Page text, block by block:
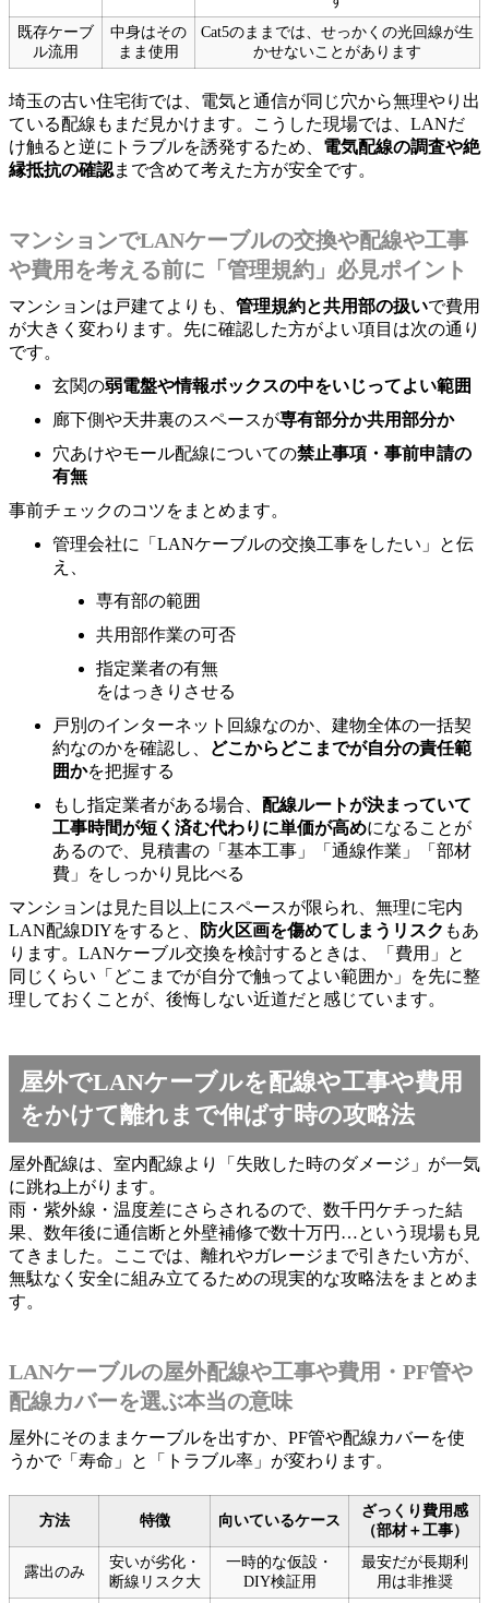
既存ケーブ
ル流用
中身はその
まま使用
Cat5のままでは、せっかくの光回線が生
かせないことがあります
埼玉の古い住宅街では、電気と通信が同じ穴から無理やり出
ている配線もまだ見かけます。こうした現場では、LANだ
け触ると逆にトラブルを誘発するため、 電気配線の調査や絶
縁抵抗の確認まで含めて考えた方が安全です。
マンションでLANケーブルの交換や配線や工事
や費用を考える前に「管理規約」必見ポイント
マンションは戸建てよりも、 管理規約と共用部の扱いで費用
が大きく変わります。先に確認した方がよい項目は次の通り
です。
玄関の弱電盤や情報ボックスの中をいじってよい範囲
廊下側や天井裏のスペースが専有部分か共用部分か
穴あけやモール配線についての禁止事項・事前申請の
有無
事前チェックのコツをまとめます。
管理会社に「LANケーブルの交換工事をしたい」と伝
え、
専有部の範囲
共用部作業の可否
指定業者の有無
をはっきりさせる
戸別のインターネット回線なのか、建物全体の一括契
約なのかを確認し、
どこからどこまでが自分の責任範
囲かを把握する
もし指定業者がある場合、 配線ルートが決まっていて
工事時間が短く済む代わりに単価が高めになることが
あるので、見積書の「基本工事」「通線作業」「部材
費」をしっかり見比べる
マンションは見た目以上にスペースが限られ、無理に宅内
LAN配線DIYをすると、
防火区画を傷めてしまうリスク もあ
ります。LANケーブル交換を検討するときは、「費用」と
同じくらい「どこまでが自分で触ってよい範囲か」を先に整
理しておくことが、後悔しない近道だと感じています。
屋外でLANケーブルを配線や工事や費用
をかけて離れまで伸ばす時の攻略法
屋外配線は、室内配線より「失敗した時のダメージ」が一気
に跳ね上がります。
雨・紫外線・温度差にさらされるので、数千円ケチった結
果、数年後に通信断と外壁補修で数十万円…という現場も見
てきました。ここでは、離れやガレージまで引きたい方が、
無駄なく安全に組み立てるための現実的な攻略法をまとめま
す。
LANケーブルの屋外配線や工事や費用・PF管や
配線カバーを選ぶ本当の意味
屋外にそのままケーブルを出すか、PF管や配線カバーを使
うかで「寿命」と「トラブル率」が変わります。
方法 特徴 向いているケース
ざっくり費用感
（部材＋工事）
露出のみ
安いが劣化・
断線リスク大
一時的な仮設・
DIY検証用
最安だが長期利
用は非推奨